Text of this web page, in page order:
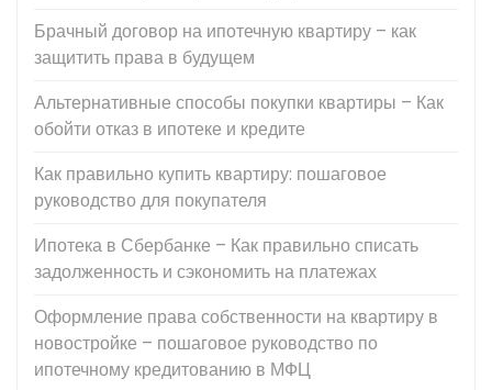
Брачный договор на ипотечную квартиру – как
защитить права в будущем
Альтернативные способы покупки квартиры – Как
обойти отказ в ипотеке и кредите
Как правильно купить квартиру: пошаговое
руководство для покупателя
Ипотека в Сбербанке – Как правильно списать
задолженность и сэкономить на платежах
Оформление права собственности на квартиру в
новостройке – пошаговое руководство по
ипотечному кредитованию в МФЦ